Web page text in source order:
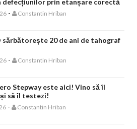
defecțiunilor prin etanșare corectă
- Constantin Hriban
sărbătorește 20 de ani de tahograf
- Constantin Hriban
Stepway este aici! Vino să îl
să îl testezi!
- Constantin Hriban